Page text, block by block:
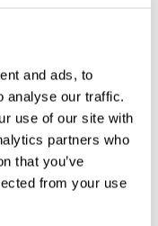
and ads, to
analyse our traffic.
use of our site with
partners who
that you’ve
from your use